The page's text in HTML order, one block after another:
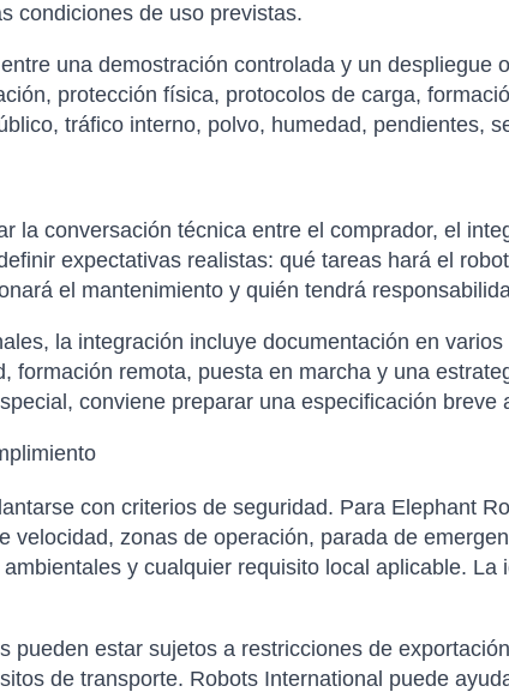
condiciones de uso previstas.
una demostración controlada y un
protección física, protocolos de carga,
tráfico interno, polvo, humedad, pendientes,
la conversación técnica entre el comprador, el
expectativas realistas: qué tareas hará el
el mantenimiento y quién tendrá
la integración incluye documentación en
formación remota, puesta en marcha y una
conviene preparar una especificación breve
con criterios de seguridad. Para Elephant
velocidad, zonas de operación, parada de
y cualquier requisito local aplicable.
pueden estar sujetos a restricciones de
de transporte. Robots International puede